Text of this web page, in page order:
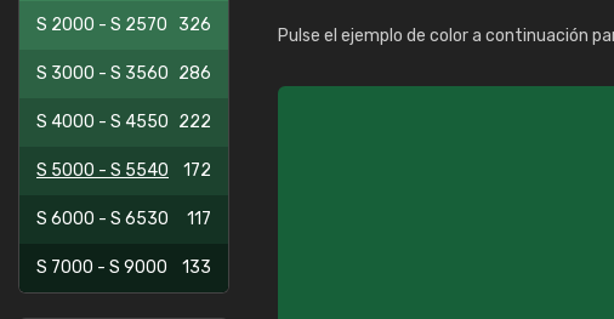
S 2000 - S 2570 326
S 3000 - S 3560 286
S 4000 - S 4550 222
S 5000 - S 5540 172
S 6000 - S 6530 117
S 7000 - S 9000 133
Pulse el ejemplo de color a continuación